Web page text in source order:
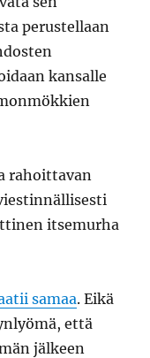
perustellaan
kansalle
rahoittavan
itsemurha
samaa. Eikä
että
jälkeen